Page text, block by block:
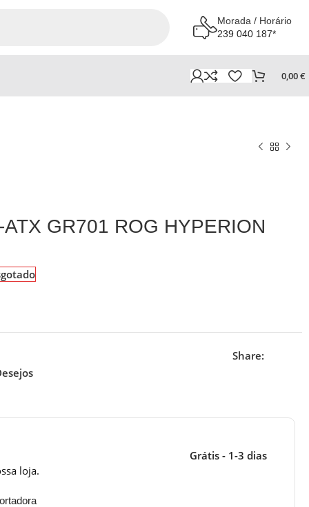
Morada / Horário
239 040 187*
0,00€
GR701 ROG HYPERION
Share:
loja.
Grátis - 1-3 dias